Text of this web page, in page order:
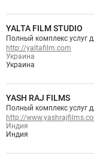
Украина
Украина
http://yaltafilm.com
YALTA FILM STUDIO
Полный комплекс услуг
Индия
Индия
http://
YASH RAJ FILMS
Полный комплекс услуг